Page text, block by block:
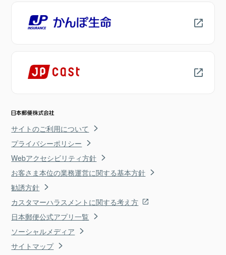
サイトのご利用について
プライバシーポリシー
Webアクセシビリティ方針
お客さま本位の業務運営に関する基本方針
勧誘方針
カスタマーハラスメントに関する考え方
日本郵便公式アプリ一覧
ソーシャルメディア
サイトマップ